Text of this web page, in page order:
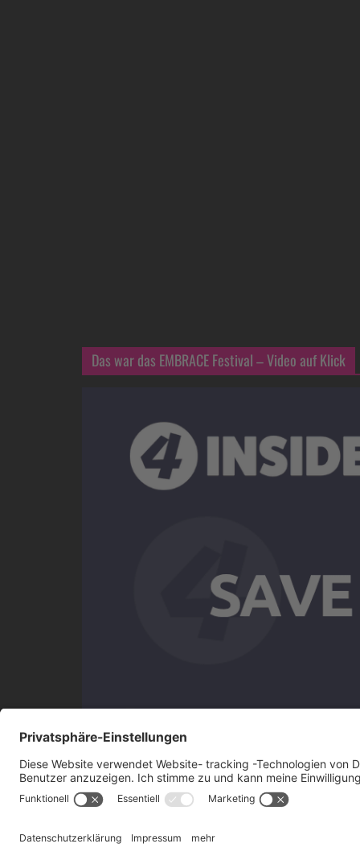
Das war das EMBRACE Festival – Video auf Klick